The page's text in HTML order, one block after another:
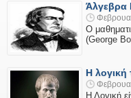
Ο
(George
Η λογική
Η Λογική